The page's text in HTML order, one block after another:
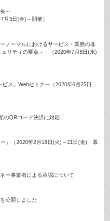
～
月3日(金)～開催）
ノーマルにおけるサービス・業務の非
リティの要点～」（2020年7月8日(水)
ス」Webセミナー（2020年6月25日
のQRコード決済に対応
』（2020年2月18日(火)～21日(金)・幕
ー事業者による承認について
公開しました